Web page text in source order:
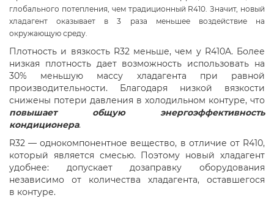
глобального потепления, чем традиционный R410. Значит, новый
хладагент оказывает в 3 раза меньшее воздействие на
окружающую среду.
Плотность и вязкость R32 меньше, чем у R410A. Более
низкая плотность дает возможность использовать на
30% меньшую массу хладагента при равной
производительности. Благодаря низкой вязкости
снижены потери давления в холодильном контуре, что
повышает общую энергоэффективность
кондиционера.
R32 — однокомпонентное вещество, в отличие от R410,
который является смесью. Поэтому новый хладагент
удобнее: допускает дозаправку оборудования
независимо от количества хладагента, оставшегося
в контуре.